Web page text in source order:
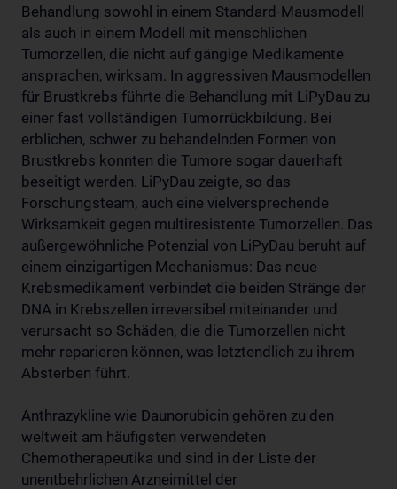
Behandlung sowohl in einem Standard-Mausmodell
als auch in einem Modell mit menschlichen
Tumorzellen, die nicht auf gängige Medikamente
ansprachen, wirksam. In aggressiven Mausmodellen
für Brustkrebs führte die Behandlung mit LiPyDau zu
einer fast vollständigen Tumorrückbildung. Bei
erblichen, schwer zu behandelnden Formen von
Brustkrebs konnten die Tumore sogar dauerhaft
beseitigt werden. LiPyDau zeigte, so das
Forschungsteam, auch eine vielversprechende
Wirksamkeit gegen multiresistente Tumorzellen. Das
außergewöhnliche Potenzial von LiPyDau beruht auf
einem einzigartigen Mechanismus: Das neue
Krebsmedikament verbindet die beiden Stränge der
DNA in Krebszellen irreversibel miteinander und
verursacht so Schäden, die die Tumorzellen nicht
mehr reparieren können, was letztendlich zu ihrem
Absterben führt.
Anthrazykline wie Daunorubicin gehören zu den
weltweit am häufigsten verwendeten
Chemotherapeutika und sind in der Liste der
unentbehrlichen Arzneimittel der